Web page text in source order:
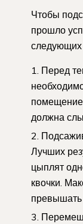
Чтобы
прошло
следующих
Перед
помещение
должна
Лучших
цыплят
квочки.
превышать